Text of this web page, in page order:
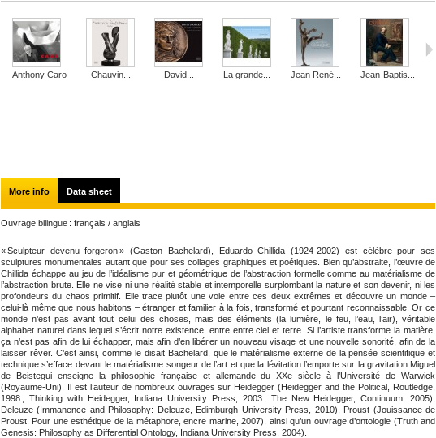
Anthony Caro Chauvin... David... La grande... Jean René... Jean-Baptis...
More info Data sheet
Ouvrage bilingue : français / anglais
« Sculpteur devenu forgeron » (Gaston Bachelard), Eduardo Chillida (1924-2002) est célèbre pour ses
sculptures monumentales autant que pour ses collages graphiques et poétiques. Bien qu’abstraite, l’œuvre de
Chillida échappe au jeu de l’idéalisme pur et géométrique de l’abstraction formelle comme au matérialisme de
l’abstraction brute. Elle ne vise ni une réalité stable et intemporelle surplombant la nature et son devenir, ni les
profondeurs du chaos primitif. Elle trace plutôt une voie entre ces deux extrêmes et découvre un monde –
celui-là même que nous habitons – étranger et familier à la fois, transformé et pourtant reconnaissable. Or ce
monde n’est pas avant tout celui des choses, mais des éléments (la lumière, le feu, l’eau, l’air), véritable
alphabet naturel dans lequel s’écrit notre existence, entre entre ciel et terre. Si l’artiste transforme la matière,
ça n’est pas afin de lui échapper, mais afin d’en libérer un nouveau visage et une nouvelle sonorité, afin de la
laisser rêver. C’est ainsi, comme le disait Bachelard, que le matérialisme externe de la pensée scientifique et
technique s’efface devant le matérialisme songeur de l’art et que la lévitation l’emporte sur la gravitation.Miguel
de Beistegui enseigne la philosophie française et allemande du XXe siècle à l’Université de Warwick
(Royaume-Uni). Il est l’auteur de nombreux ouvrages sur Heidegger (Heidegger and the Political, Routledge,
1998 ; Thinking with Heidegger, Indiana University Press, 2003 ; The New Heidegger, Continuum, 2005),
Deleuze (Immanence and Philosophy: Deleuze, Edimburgh University Press, 2010), Proust (Jouissance de
Proust. Pour une esthétique de la métaphore, encre marine, 2007), ainsi qu’un ouvrage d’ontologie (Truth and
Genesis: Philosophy as Differential Ontology, Indiana University Press, 2004).